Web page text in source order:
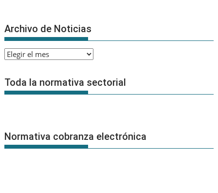
Archivo de Noticias
Archivo
Noticias
Toda la normativa sectorial
Normativa cobranza electrónica